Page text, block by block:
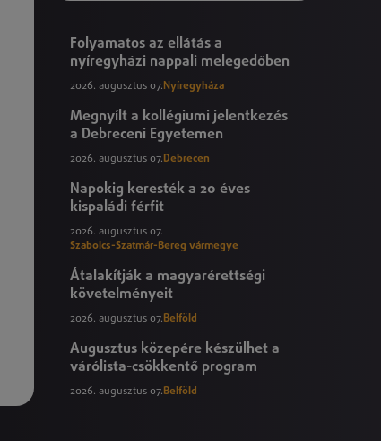
Folyamatos az ellátás a
nyíregyházi nappali melegedőben
2026. augusztus 07. Nyíregyháza
Megnyílt a kollégiumi jelentkezés
a Debreceni Egyetemen
2026. augusztus 07.Debrecen
Napokig keresték a 20 éves
kispaládi férfit
2026. augusztus 07.
Szabolcs-Szatmár-Bereg vármegye
Átalakítják a magyarérettségi
követelményeit
2026. augusztus 07.Belföld
Augusztus közepére készülhet a
várólista-csökkentő program
2026. augusztus 07.Belföld